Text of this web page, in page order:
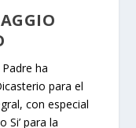
ha
para el
con especial
Si’ para la